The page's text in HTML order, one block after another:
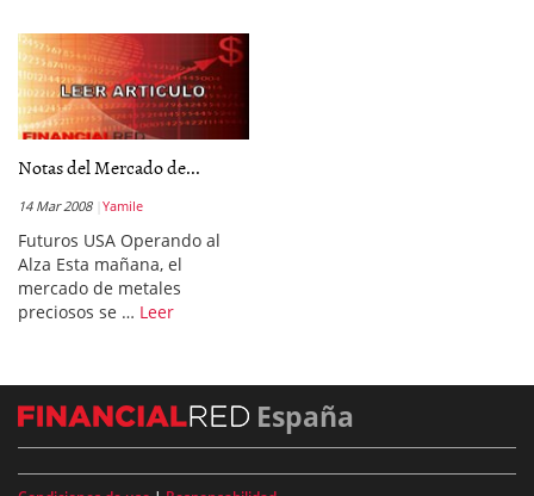
Notas del Mercado de...
14 Mar 2008 Yamile
Futuros USA Operando al
Alza Esta mañana, el
mercado de metales
preciosos se … Leer
España